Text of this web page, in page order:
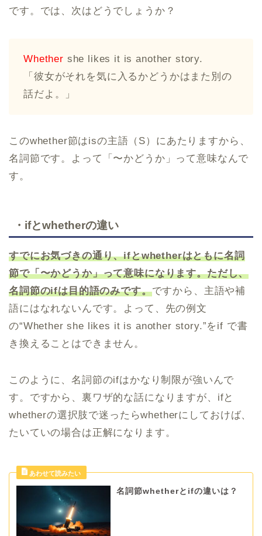
です。では、次はどうでしょうか？
Whether she likes it is another story.
「彼女がそれを気に入るかどうかはまた別の
話だよ。」
このwhether節はisの主語（S）にあたりますから、
名詞節です。よって「〜かどうか」って意味なんで
す。
・ifとwhetherの違い
すでにお気づきの通り、ifとwhetherはともに名詞
節で「〜かどうか」って意味になります。ただし、
名詞節のifは目的語のみです。ですから、主語や補
語にはなれないんです。よって、先の例文
の“Whether she likes it is another story.”をif で書
き換えることはできません。
このように、名詞節のifはかなり制限が強いんで
す。ですから、裏ワザ的な話になりますが、ifと
whetherの選択肢で迷ったらwhetherにしておけば、
たいていの場合は正解になります。
名詞節whetherとifの違いは？